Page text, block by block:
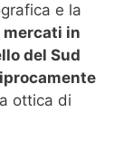
e la
mercati in
del Sud
ottica di